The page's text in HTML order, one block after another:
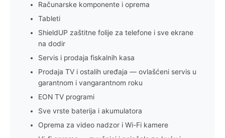
Računarske komponente i oprema
Tableti
ShieldUP zaštitne folije za telefone i sve ekrane
na dodir
Servis i prodaja fiskalnih kasa
Prodaja TV i ostalih uređaja — ovlašćeni servis u
garantnom i vangarantnom roku
EON TV programi
Sve vrste baterija i akumulatora
Oprema za video nadzor i Wi-Fi kamere